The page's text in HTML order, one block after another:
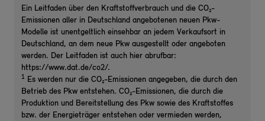
Ein Leitfaden über den Kraftstoffverbrauch und die CO₂-
Emissionen aller in Deutschland angebotenen neuen Pkw-
Modelle ist unentgeltlich einsehbar an jedem Verkaufsort in
Deutschland, an dem neue Pkw ausgestellt oder angeboten
werden. Der Leitfaden ist auch hier abrufbar:
https://www.dat.de/co2/.
1 Es werden nur die CO₂-Emissionen angegeben, die durch den
Betrieb des Pkw entstehen. CO₂-Emissionen, die durch die
Produktion und Bereitstellung des Pkw sowie des Kraftstoffes
bzw. der Energieträger entstehen oder vermieden werden,